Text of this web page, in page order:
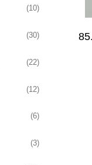
(10)
(30)
(22)
(12)
(6)
(3)